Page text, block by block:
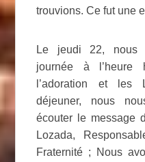
trouvions. Ce fut une
Le jeudi 22, nous
journée à l’heure
l’adoration et les
déjeuner, nous
écouter le message
Lozada,
Fraternité ; Nous